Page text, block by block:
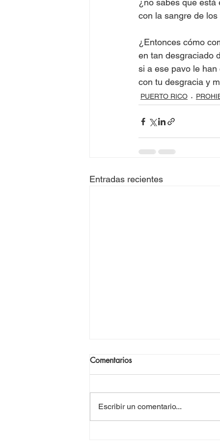
¿no sabes que está
con la sangre de los
¿Entonces cómo
en tan desgraciado
si a ese pavo le han
con tu desgracia y
PUERTO RICO
Entradas recientes
Comentarios
Escribir un comentario...